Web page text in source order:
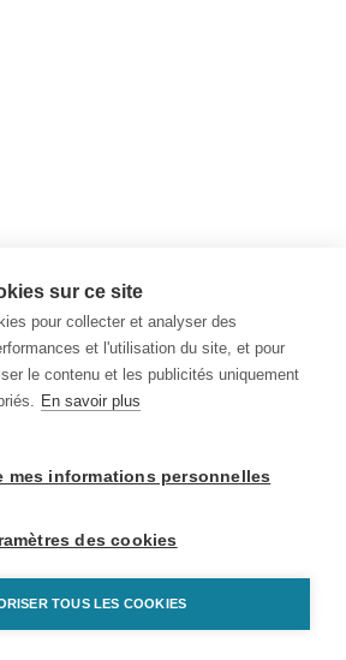
sur ce site
pour collecter et analyser des
et l'utilisation du site, et pour
le contenu et les publicités uniquement
En savoir plus
mes informations personnelles
des cookies
TOUS LES COOKIES